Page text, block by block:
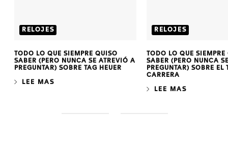
TODO LO QUE SIEMPRE QUISO
SABER (PERO NUNCA SE ATREVIÓ A
PREGUNTAR) SOBRE TAG HEUER
LEE MAS
RELOJES
TODO LO QUE SIEMPRE
SABER (PERO NUNCA
PREGUNTAR) SOBRE EL
CARRERA
LEE MAS
RELOJES